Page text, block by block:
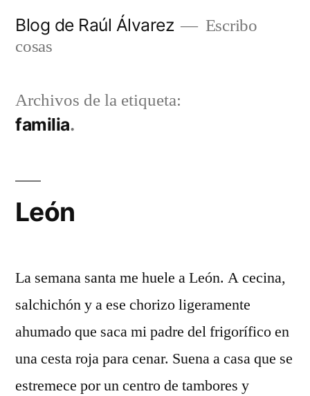
Blog de Raúl Álvarez
Escribo
cosas
Archivos de la etiqueta:
familia
León
La semana santa me huele a León. A cecina,
salchichón y a ese chorizo ligeramente
ahumado que saca mi padre del frigorífico en
una cesta roja para cenar. Suena a casa que se
estremece por un centro de tambores y